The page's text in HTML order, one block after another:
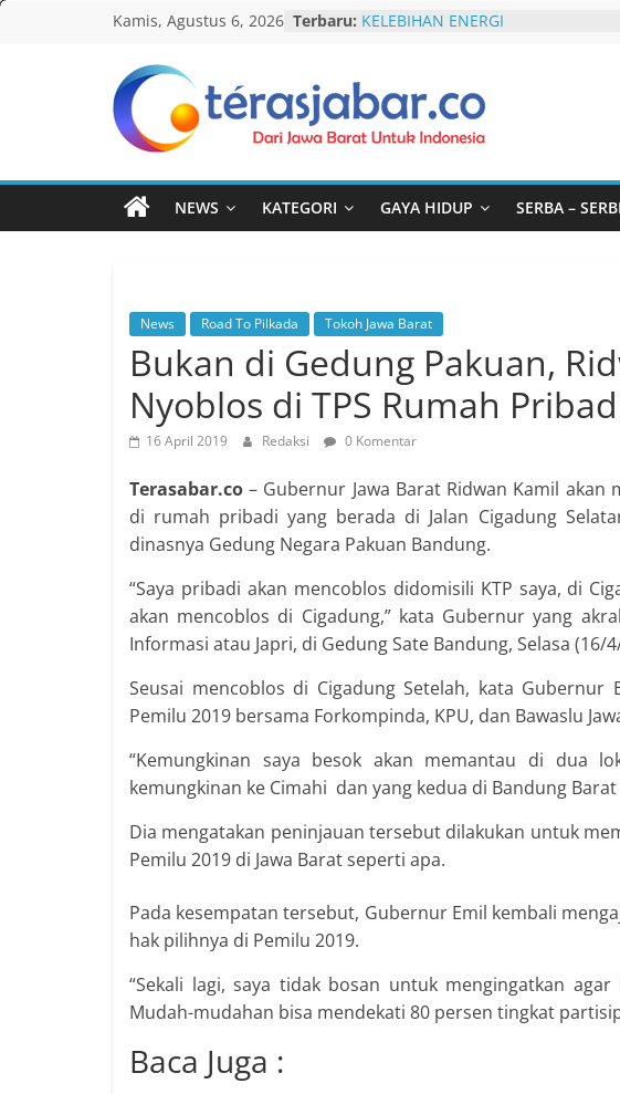
Skip
Kamis, Agustus 6, 2026 Terbaru: KELEBIHAN ENERGI
Penanganan Kasus Pemurtadan
Cetak Sejarah, 20 Ribu Anak
Pecahkan Rekor MURI Lewat
Festival Tunas Siliwangi 2026
AKU NGONTÉN MAKA AKU ADA
Teras
Jabar
NEWS KATEGORI GAYA HIDUP SERBA – SERBI
News Road To Pilkada Tokoh Jawa Barat
Bukan di Gedung Pakuan,
Nyoblos di TPS Rumah
16 April 2019 Redaksi 0 Komentar
Terasabar.co – Gubernur Jawa Barat Ridwan Kamil
di rumah pribadi yang berada di Jalan Cigadung
dinasnya Gedung Negara Pakuan Bandung.
“Saya pribadi akan mencoblos didomisili KTP saya, di
akan mencoblos di Cigadung,” kata Gubernur yang
Informasi atau Japri, di Gedung Sate Bandung, Selasa (16/
Seusai mencoblos di Cigadung Setelah, kata Gubernur
Pemilu 2019 bersama Forkompinda, KPU, dan Bawaslu
“Kemungkinan saya besok akan memantau di dua
kemungkinan ke Cimahi dan yang kedua di Bandung
Dia mengatakan peninjauan tersebut dilakukan untuk
Pemilu 2019 di Jawa Barat seperti apa.
Pada kesempatan tersebut, Gubernur Emil kembali
hak pilihnya di Pemilu 2019.
“Sekali lagi, saya tidak bosan untuk mengingatkan
Mudah-mudahan bisa mendekati 80 persen tingkat
Baca Juga :